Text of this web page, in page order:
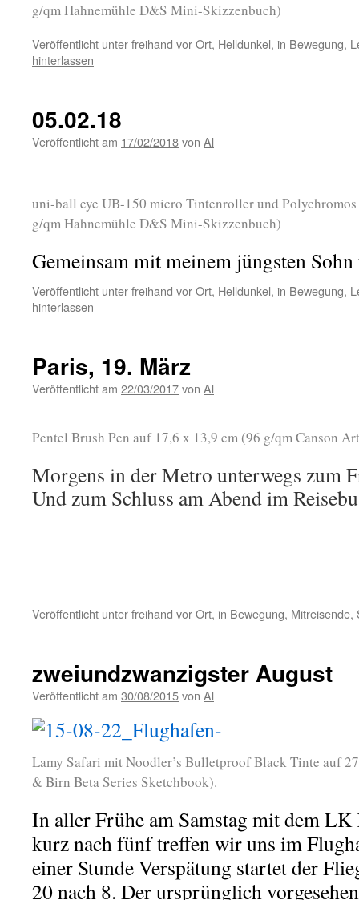
g/qm Hahnemühle D&S Mini-Skizzenbuch)
Veröffentlicht unterfreihand vor Ort, Helldunkel, in Bewegung,
hinterlassen
05.02.18
Veröffentlicht am 17/02/2018von Al
uni-ball eye UB-150 micro Tintenroller und
g/qm Hahnemühle D&S Mini-Skizzenbuch)
Gemeinsam mit meinem jüngsten
Veröffentlicht unterfreihand vor Ort, Helldunkel, in Bewegung,
hinterlassen
Paris, 19. März
Veröffentlicht am 22/03/2017von Al
Pentel Brush Pen auf 17,6 x 13,9 cm (96 g/qm Canson
Morgens in der Metro unterwegs zum
Und zum Schluss am Abend im
Veröffentlicht unterfreihand vor Ort, in Bewegung, Mitreisende,
zweiundzwanzigster August
Veröffentlicht am 30/08/2015von Al
Lamy Safari mit Noodler’s Bulletproof Black Tinte auf
& Birn Beta Series Sketchbook).
In aller Frühe am Samstag mit dem LK
kurz nach fünf treffen wir uns im
einer Stunde Verspätung startet der
20 nach 8. Der ursprünglich